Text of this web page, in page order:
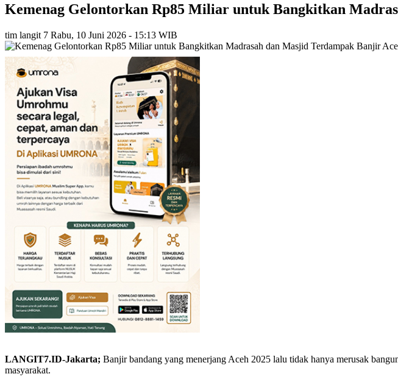
Kemenag Gelontorkan Rp85 Miliar untuk Bangkitkan
tim langit 7 Rabu, 10 Juni 2026 - 15:13 WIB
LANGIT7.ID-Jakarta; Banjir bandang yang menerjang Aceh 2025 lalu tidak hanya merusak
masyarakat.